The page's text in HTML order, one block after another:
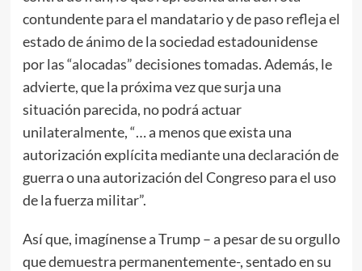
contundente para el mandatario y de paso refleja el
estado de ánimo de la sociedad estadounidense
por las “alocadas” decisiones tomadas. Además, le
advierte, que la próxima vez que surja una
situación parecida, no podrá actuar
unilateralmente, “… a menos que exista una
autorización explícita mediante una declaración de
guerra o una autorización del Congreso para el uso
de la fuerza militar”.
Así que, imagínense a Trump – a pesar de su orgullo
que demuestra permanentemente-, sentado en su